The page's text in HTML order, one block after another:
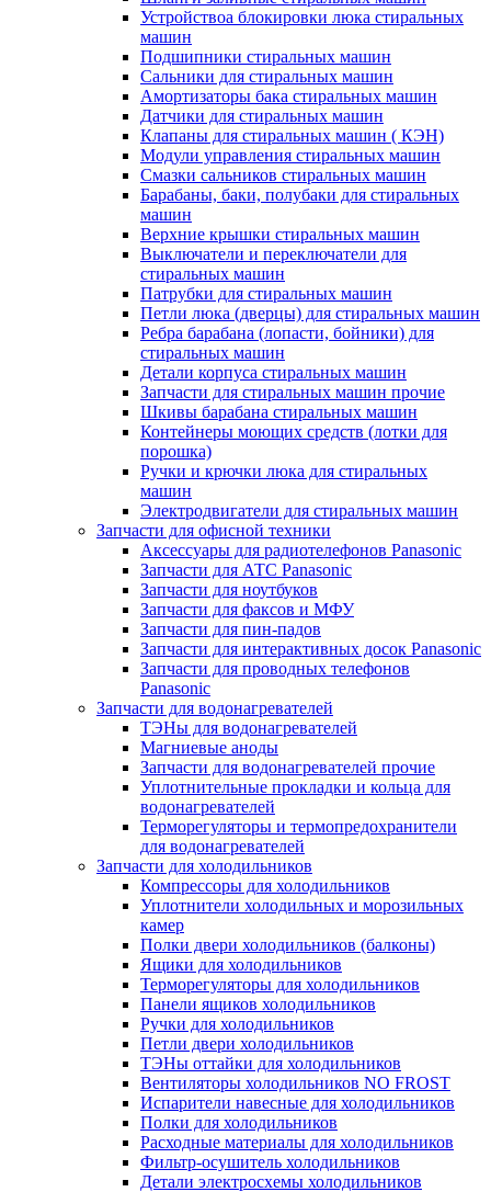
Устройствоа блокировки люка стиральных
машин
Подшипники стиральных машин
Сальники для стиральных машин
Амортизаторы бака стиральных машин
Датчики для стиральных машин
Клапаны для стиральных машин ( КЭН)
Модули управления стиральных машин
Смазки сальников стиральных машин
Барабаны, баки, полубаки для стиральных
машин
Верхние крышки стиральных машин
Выключатели и переключатели для
стиральных машин
Патрубки для стиральных машин
Петли люка (дверцы) для стиральных машин
Ребра барабана (лопасти, бойники) для
стиральных машин
Детали корпуса стиральных машин
Запчасти для стиральных машин прочие
Шкивы барабана стиральных машин
Контейнеры моющих средств (лотки для
порошка)
Ручки и крючки люка для стиральных
машин
Электродвигатели для стиральных машин
Запчасти для офисной техники
Аксессуары для радиотелефонов Panasonic
Запчасти для АТС Panasonic
Запчасти для ноутбуков
Запчасти для факсов и МФУ
Запчасти для пин-падов
Запчасти для интерактивных досок Panasonic
Запчасти для проводных телефонов
Panasonic
Запчасти для водонагревателей
ТЭНы для водонагревателей
Магниевые аноды
Запчасти для водонагревателей прочие
Уплотнительные прокладки и кольца для
водонагревателей
Терморегуляторы и термопредохранители
для водонагревателей
Запчасти для холодильников
Компрессоры для холодильников
Уплотнители холодильных и морозильных
камер
Полки двери холодильников (балконы)
Ящики для холодильников
Терморегуляторы для холодильников
Панели ящиков холодильников
Ручки для холодильников
Петли двери холодильников
ТЭНы оттайки для холодильников
Вентиляторы холодильников NO FROST
Испарители навесные для холодильников
Полки для холодильников
Расходные материалы для холодильников
Фильтр-осушитель холодильников
Детали электросхемы холодильников